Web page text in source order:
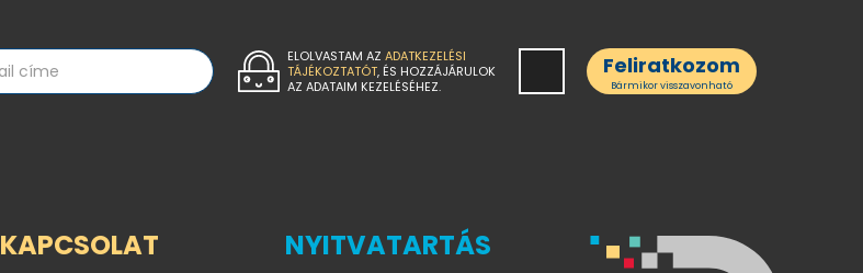
ELOLVASTAM AZ ADATKEZELÉSI
TÁJÉKOZTATÓT, ÉS HOZZÁJÁRULOK
AZ ADATAIM KEZELÉSÉHEZ.
Feliratkozom
Bármikor visszavonható
KAPCSOLAT NYITVATARTÁS